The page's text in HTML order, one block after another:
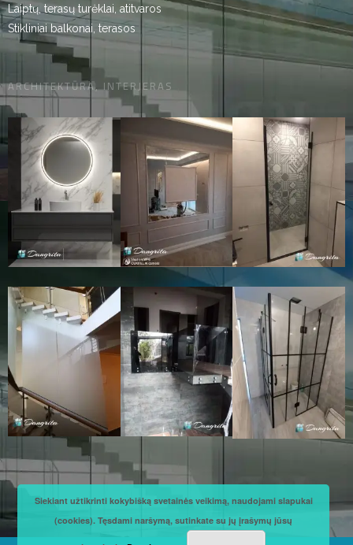
Laiptų, terasų turėklai, atitvaros
Stikliniai balkonai, terasos
ARCHITEKTŪRA, INTERJERAS
Siekiant užtikrinti kokybišką svetainės veikimą, naudojami slapukai
(cookies). Tęsdami naršymą, sutinkate su jų įrašymų jūsų